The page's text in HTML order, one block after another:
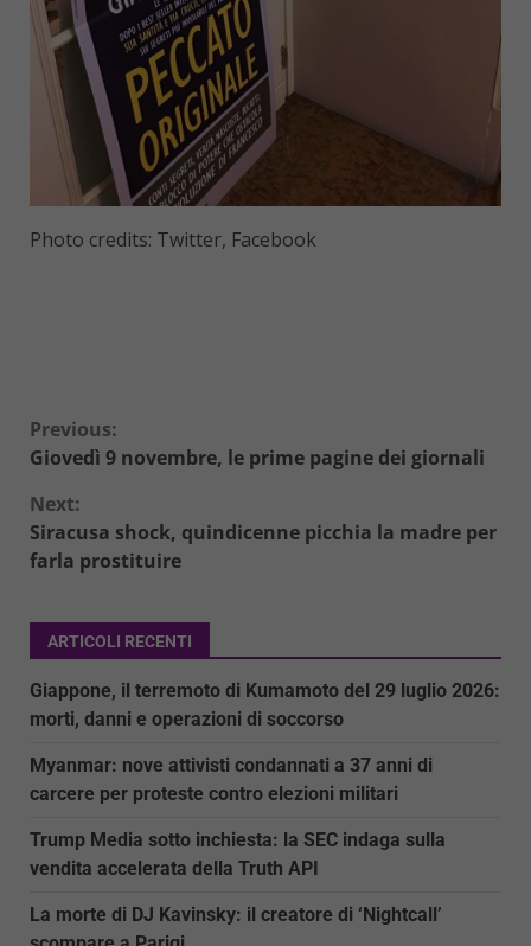
Photo credits: Twitter, Facebook
Continue
Previous:
Giovedì 9 novembre, le prime pagine dei giornali
Next:
Siracusa shock, quindicenne picchia la madre per
farla prostituire
ARTICOLI RECENTI
Giappone, il terremoto di Kumamoto del 29 luglio 2026:
morti, danni e operazioni di soccorso
Myanmar: nove attivisti condannati a 37 anni di
carcere per proteste contro elezioni militari
Trump Media sotto inchiesta: la SEC indaga sulla
vendita accelerata della Truth API
La morte di DJ Kavinsky: il creatore di ‘Nightcall’